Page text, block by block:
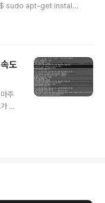
$ sudo apt-get install
u
기" 를 기존 ibus 에서 uim
눌러 “uim” 을 검색하면
도
주
너
있는
도